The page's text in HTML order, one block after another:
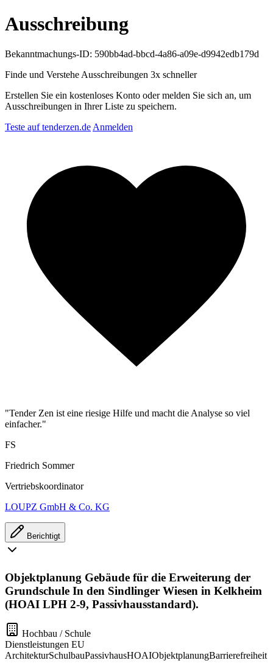
Ausschreibung
Bekanntmachungs-ID: 590bb4ad-bbcd-4a86-a09e-d9942edb179d
Finde und Verstehe Ausschreibungen 3x schneller
Erstellen Sie ein kostenloses Konto oder melden Sie sich an, um
Ausschreibungen in Ihrer Liste zu speichern.
Teste auf tenderzen.de Anmelden
"Tender Zen ist eine riesige Hilfe und macht die Analyse so viel
einfacher."
FS
Friedrich Sommer
Vertriebskoordinator
LOUPZ GmbH & Co. KG
Berichtigt
Objektplanung Gebäude für die Erweiterung der
Grundschule In den Sindlinger Wiesen in Kelkheim
(HOAI LPH 2-9, Passivhausstandard).
Hochbau / Schule
Dienstleistungen EU
ArchitekturSchulbauPassivhausHOAIObjektplanungBarrierefreiheit